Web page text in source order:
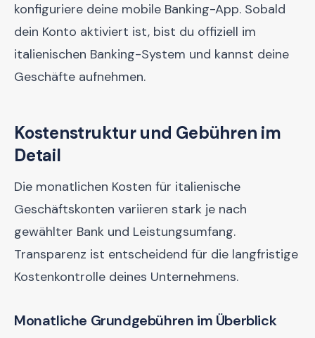
konfiguriere deine mobile Banking-App. Sobald
dein Konto aktiviert ist, bist du offiziell im
italienischen Banking-System und kannst deine
Geschäfte aufnehmen.
Kostenstruktur und Gebühren im
Detail
Die monatlichen Kosten für italienische
Geschäftskonten variieren stark je nach
gewählter Bank und Leistungsumfang.
Transparenz ist entscheidend für die langfristige
Kostenkontrolle deines Unternehmens.
Monatliche Grundgebühren im Überblick